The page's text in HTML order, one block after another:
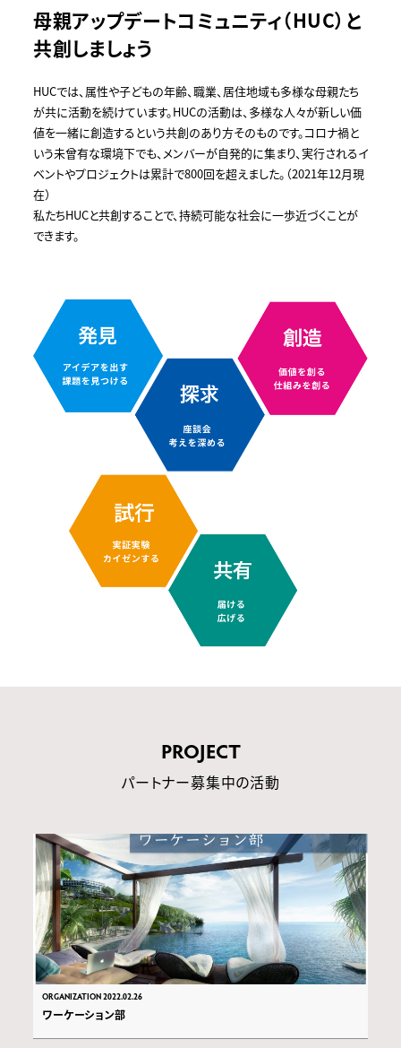
母親アップデートコミュニティ（HUC）と
共創しましょう
HUCでは、属性や子どもの年齢、職業、居住地域も多様な⺟親たち
が共に活動を続けています。HUCの活動は、多様な人々が新しい価
値を一緒に創造するという共創のあり方そのものです。コロナ禍と
いう未曾有な環境下でも、メンバーが⾃発的に集まり、実行されるイ
ベントやプロジェクトは累計で800回を超えました。（2021年12月現
在）
私たちHUCと共創することで、持続可能な社会に一歩近づくことが
できます。
PROJECT
パートナー募集中の活動
ORGANIZATION 2022.02.26
ワーケーション部